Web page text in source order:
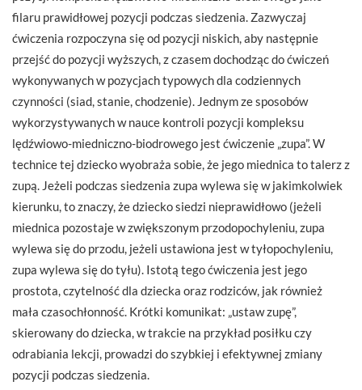
filaru prawidłowej pozycji podczas siedzenia. Zazwyczaj
ćwiczenia rozpoczyna się od pozycji niskich, aby następnie
przejść do pozycji wyższych, z czasem dochodząc do ćwiczeń
wykonywanych w pozycjach typowych dla codziennych
czynności (siad, stanie, chodzenie). Jednym ze sposobów
wykorzystywanych w nauce kontroli pozycji kompleksu
lędźwiowo-miedniczno-biodrowego jest ćwiczenie „zupa”. W
technice tej dziecko wyobraża sobie, że jego miednica to talerz z
zupą. Jeżeli podczas siedzenia zupa wylewa się w jakimkolwiek
kierunku, to znaczy, że dziecko siedzi nieprawidłowo (jeżeli
miednica pozostaje w zwiększonym przodopochyleniu, zupa
wylewa się do przodu, jeżeli ustawiona jest w tyłopochyleniu,
zupa wylewa się do tyłu). Istotą tego ćwiczenia jest jego
prostota, czytelność dla dziecka oraz rodziców, jak również
mała czasochłonność. Krótki komunikat: „ustaw zupę”,
skierowany do dziecka, w trakcie na przykład posiłku czy
odrabiania lekcji, prowadzi do szybkiej i efektywnej zmiany
pozycji podczas siedzenia.